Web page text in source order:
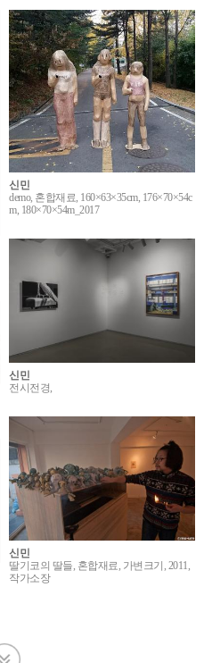
신민
demo, 혼합재료, 160×63×35cm, 176×70×54c
m, 180×70×54m_2017
신민
전시전경,
신민
딸기코의 딸들, 혼합재료, 가변크기, 2011,
작가소장